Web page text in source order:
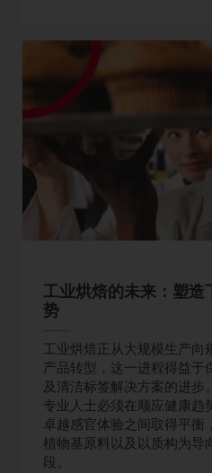
工业烘焙的未来：塑造
势
工业烘焙正从大规模生产向
产品转型，这一进程得益于
及清洁标签解决方案的进步
专业人士必须在顺应健康趋
卓越感官体验之间取得平衡
植物基原料以及以质构为导
段。